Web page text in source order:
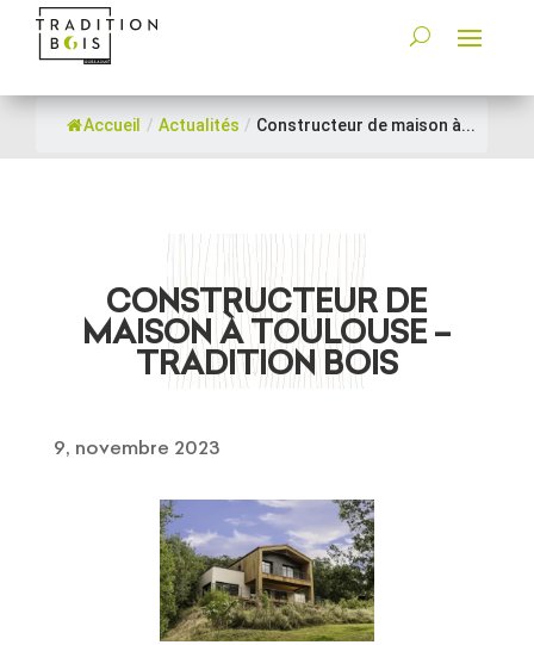
Accueil / Actualités / Constructeur de maison à...
CONSTRUCTEUR DE
MAISON À TOULOUSE –
TRADITION BOIS
9, novembre 2023